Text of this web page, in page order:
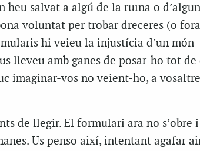
heu salvat a algú de la ruïna o d’algun
voluntat per trobar dreceres (o
hi veieu la injustícia d’un món
lleveu amb ganes de posar-ho tot de
imaginar-vos no veient-ho, a
de llegir. El formulari ara no s’obre
Us penso així, intentant agafar